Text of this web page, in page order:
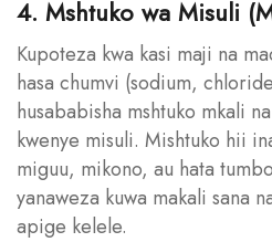
4. Mshtuko wa Misuli
Kupoteza kwa kasi maji na
hasa chumvi (sodium,
husababisha mshtuko mkali
kwenye misuli. Mishtuko hii
miguu, mikono, au hata
yanaweza kuwa makali sana
apige kelele.